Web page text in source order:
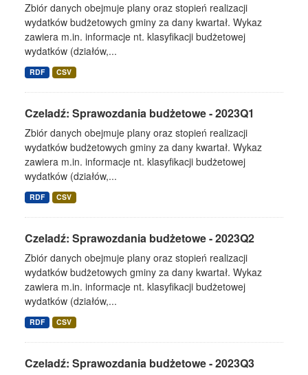
Zbiór danych obejmuje plany oraz stopień realizacji
wydatków budżetowych gminy za dany kwartał. Wykaz
zawiera m.in. informacje nt. klasyfikacji budżetowej
wydatków (działów,...
RDF CSV
Czeladź: Sprawozdania budżetowe - 2023Q1
Zbiór danych obejmuje plany oraz stopień realizacji
wydatków budżetowych gminy za dany kwartał. Wykaz
zawiera m.in. informacje nt. klasyfikacji budżetowej
wydatków (działów,...
RDF CSV
Czeladź: Sprawozdania budżetowe - 2023Q2
Zbiór danych obejmuje plany oraz stopień realizacji
wydatków budżetowych gminy za dany kwartał. Wykaz
zawiera m.in. informacje nt. klasyfikacji budżetowej
wydatków (działów,...
RDF CSV
Czeladź: Sprawozdania budżetowe - 2023Q3